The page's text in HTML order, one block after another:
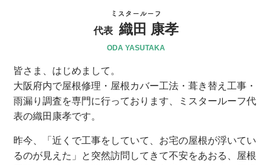
ミスタールーフ
代表 織田 康孝
ODA YASUTAKA
皆さま、はじめまして。
大阪府内で屋根修理・屋根カバー工法・葺き替え工事・
雨漏り調査を専門に行っております、ミスタールーフ代
表の織田康孝です。
昨今、「近くで工事をしていて、お宅の屋根が浮いてい
るのが見えた」と突然訪問してきて不安をあおる、屋根